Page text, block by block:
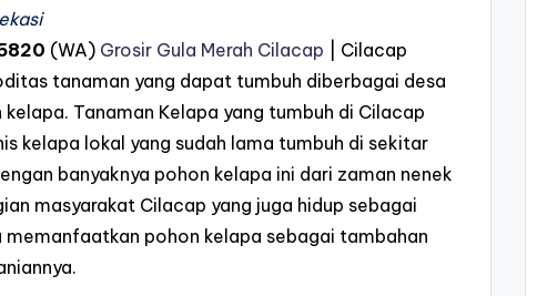
(WA) Grosir Gula Merah Cilacap | Cilacap
tanaman yang dapat tumbuh diberbagai desa
Tanaman Kelapa yang tumbuh di Cilacap
kelapa lokal yang sudah lama tumbuh di sekitar
banyaknya pohon kelapa ini dari zaman nenek
masyarakat Cilacap yang juga hidup sebagai
memanfaatkan pohon kelapa sebagai tambahan